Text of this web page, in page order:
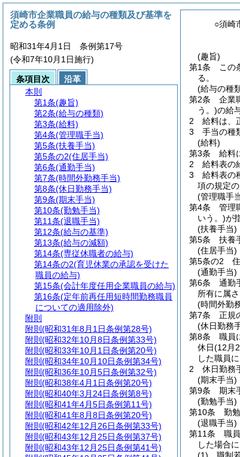
○須崎
(趣旨)
第1条
この
る。
(給与の種
第2条
企業
う。)の給
2
給料は、
3
手当の種
(給料)
第3条
給料
2
給料表の
3
給料表の
項の規定
(管理職手
第4条
管理
いう。)が
(扶養手当)
第5条
扶養
(住居手当)
第5条の2
(通勤手当)
第6条
通勤
所有に属
(時間外勤
第7条
正規
(休日勤務
第8条
職員
休日(12月
した職員
2
休日勤務
(期末手当)
第9条
期末
(勤勉手当)
第10条
勤
(退職手当)
第11条
職
した場合
須崎市企業職員の給与の種類及び基準を
定める条例
昭和31年4月1日 条例第17号
(令和7年10月1日施行)
条項目次
沿革
本則
第1条(趣旨)
第2条(給与の種類)
第3条(給料)
第4条(管理職手当)
第5条(扶養手当)
第5条の2(住居手当)
第6条(通勤手当)
第7条(時間外勤務手当)
第8条(休日勤務手当)
第9条(期末手当)
第10条(勤勉手当)
第11条(退職手当)
第12条(給与の基準)
第13条(給与の減額)
第14条(専従休職者の給与)
第14条の2(育児休業の承認を受けた
職員の給与)
第15条(会計年度任用企業職員の給与)
第16条(定年前再任用短時間勤務職員
についての適用除外)
附則
附則 (昭和31年8月1日条例第28号)
附則 (昭和32年10月8日条例第33号)
附則 (昭和33年10月1日条例第20号)
附則 (昭和34年10月10日条例第34号)
附則 (昭和36年10月5日条例第32号)
附則 (昭和38年4月1日条例第20号)
附則 (昭和40年3月24日条例第8号)
附則 (昭和41年4月5日条例第11号)
附則 (昭和41年8月8日条例第20号)
附則 (昭和42年12月26日条例第33号)
附則 (昭和43年12月25日条例第37号)
附則 (昭和43年12月25日条例第41号)